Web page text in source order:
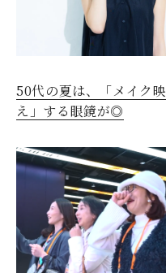
50代の夏は、「メイク映
え」する眼鏡が◎